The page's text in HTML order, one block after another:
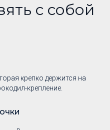
с собой
крепко держится на
крепление.
очки